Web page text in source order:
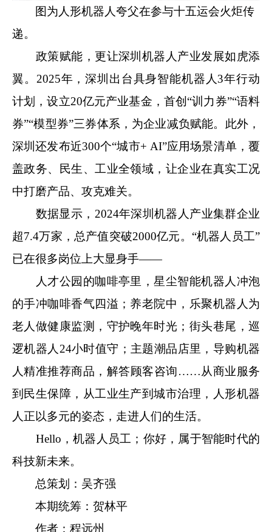
图为人形机器人夸父在参与十五运会火炬传
递。
政策赋能，更让深圳机器人产业发展如虎添
翼。2025年，深圳出台具身智能机器人3年行动
计划，设立20亿元产业基金，首创“训力券”“语料
券”“模型券”三券体系，为企业减负赋能。此外，
深圳还发布近300个“城市+ AI”应用场景清单，覆
盖政务、民生、工业全领域，让企业在真实工况
中打磨产品、攻克难关。
数据显示，2024年深圳机器人产业集群企业
超7.4万家，总产值突破2000亿元。“机器人员工”
已在很多岗位上大显身手——
人才公园的咖啡亭里，星尘智能机器人冲泡
的手冲咖啡香气四溢；养老院中，乐聚机器人为
老人做健康监测，守护晚年时光；街头巷尾，巡
逻机器人24小时值守；主题潮品店里，导购机器
人精准推荐商品，解答顾客咨询……从商业服务
到民生保障，从工业生产到城市治理，人形机器
人正以多元的姿态，走进人们的生活。
Hello，机器人员工；你好，属于智能时代的
科技新未来。
总策划：吴齐强
本期统筹：贺林平
作者：程远州